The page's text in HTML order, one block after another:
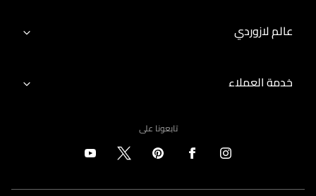
عالم لازوردي
خدمة العملاء
تابعونا على